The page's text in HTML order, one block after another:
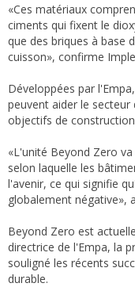
«Ces matériaux
ciments qui fixent le
que des briques à base
cuisson», confirme
Développées par
peuvent aider le
objectifs de
«L'unité Beyond Zero
selon laquelle les
l'avenir, ce qui signifie
globalement négative»,
Beyond Zero est
directrice de l'Empa, la
souligné les récents
durable.